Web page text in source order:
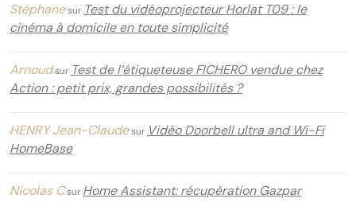
Stéphanesur Test du vidéoprojecteur Horlat T09 : le
cinéma à domicile en toute simplicité
Arnoudsur Test de l’étiqueteuse FICHERO vendue chez
Action : petit prix, grandes possibilités ?
HENRY Jean-Claudesur Vidéo Doorbell ultra and Wi-Fi
HomeBase
Nicolas Csur Home Assistant: récupération Gazpar